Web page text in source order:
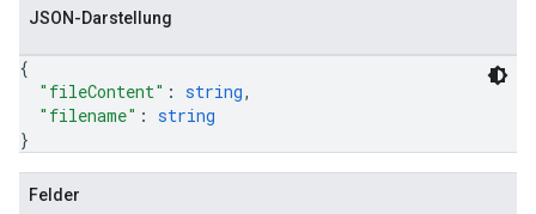
JSON-Darstellung
{
"fileContent" : string,
"filename" : string
}
Felder